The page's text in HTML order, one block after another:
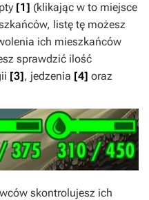
[1] (klikając w to miejsce
listę tę możesz
ich mieszkańców
sprawdzić ilość
[3], jedzenia [4] oraz
skontrolujesz ich